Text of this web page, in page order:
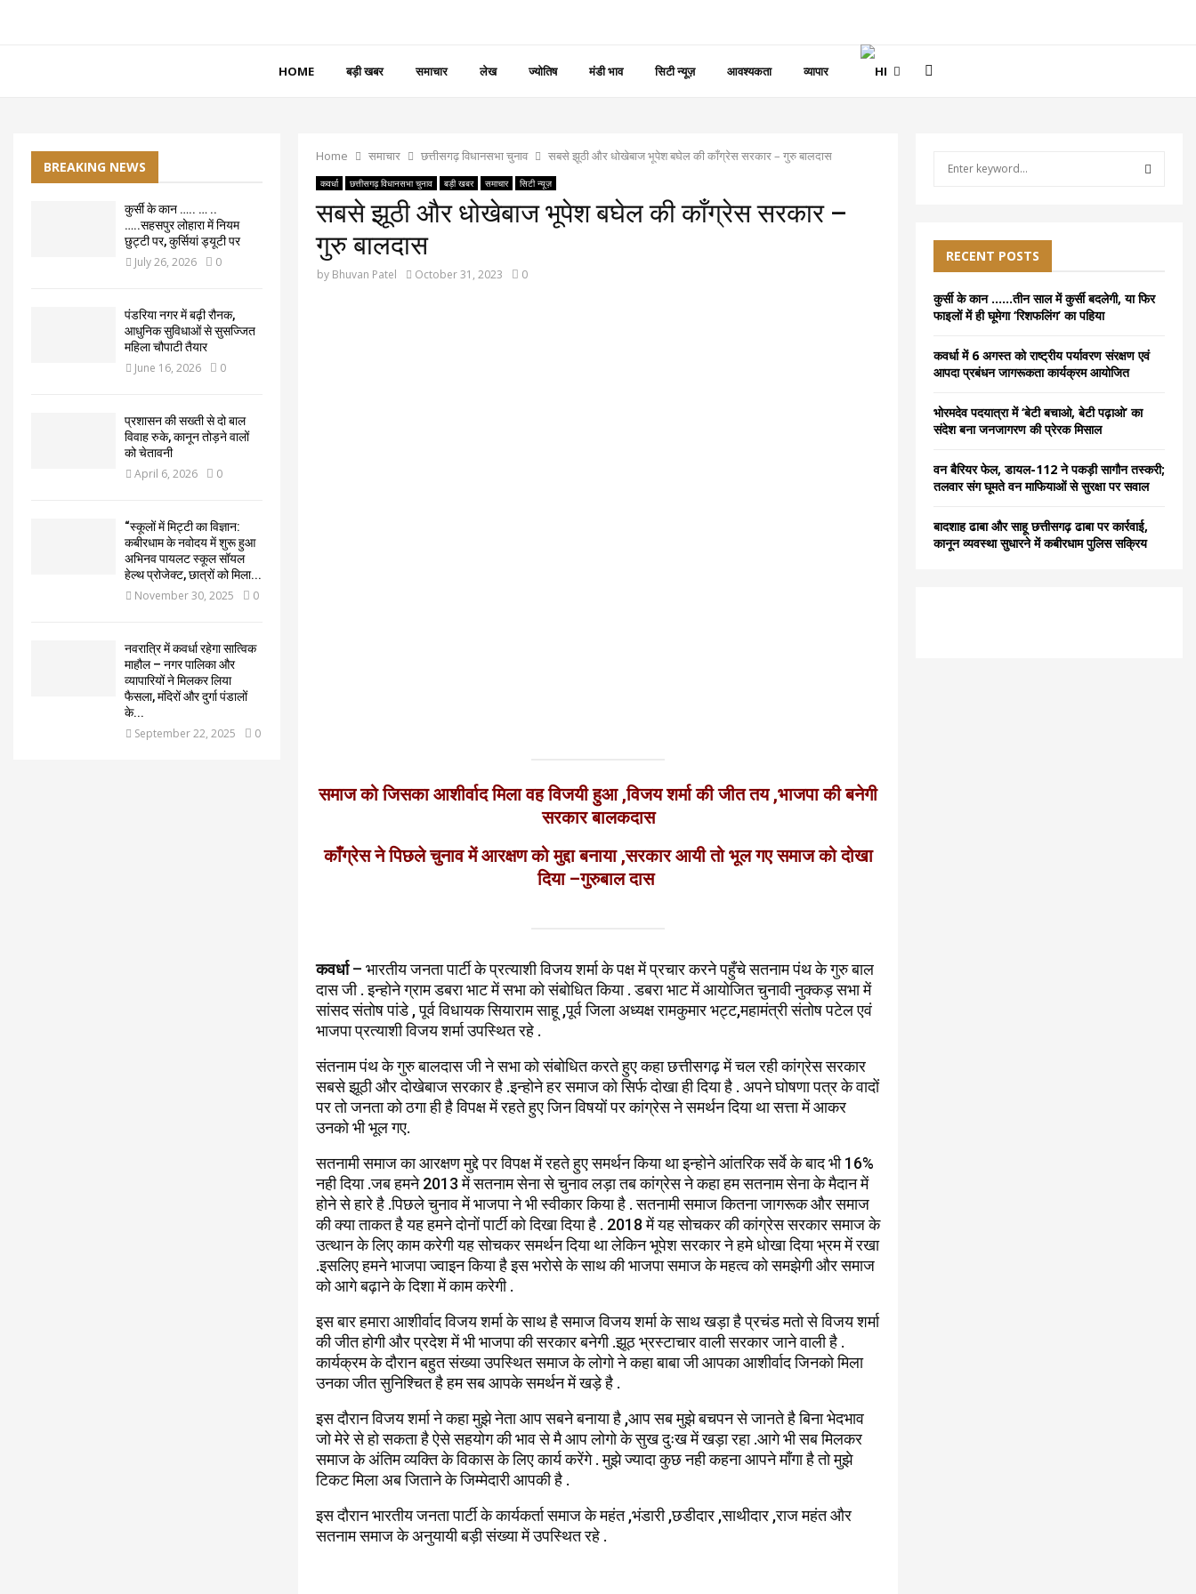
HOME बड़ी खबर समाचार लेख ज्योतिष मंडी भाव सिटी न्यूज़ आवश्यकता व्यापार
Home समाचार छत्तीसगढ़ विधानसभा चुनाव सबसे झूठी और धोखेबाज भूपेश बघेल की काँग्रेस सरकार – गुरु बालदास
कवर्धा छत्तीसगढ़ विधानसभा चुनाव बड़ी खबर समाचार सिटी न्यूज़
सबसे झूठी और धोखेबाज भूपेश बघेल की काँग्रेस सरकार –
गुरु बालदास
by Bhuvan Patel October 31, 2023 0
समाज को जिसका आशीर्वाद मिला वह विजयी हुआ ,विजय शर्मा की जीत तय ,भाजपा की बनेगी
सरकार बालकदास
काँग्रेस ने पिछले चुनाव में आरक्षण को मुद्दा बनाया ,सरकार आयी तो भूल गए समाज को दोखा
दिया –गुरुबाल दास
कवर्धा– भारतीय जनता पार्टी के प्रत्याशी विजय शर्मा के पक्ष में प्रचार करने पहुँचे सतनाम पंथ के गुरु बाल
दास जी . इन्होने ग्राम डबरा भाट में सभा को संबोधित किया . डबरा भाट में आयोजित चुनावी नुक्कड़ सभा में
सांसद संतोष पांडे , पूर्व विधायक सियाराम साहू ,पूर्व जिला अध्यक्ष रामकुमार भट्ट,महामंत्री संतोष पटेल एवं
भाजपा प्रत्याशी विजय शर्मा उपस्थित रहे .
संतनाम पंथ के गुरु बालदास जी ने सभा को संबोधित करते हुए कहा छत्तीसगढ़ में चल रही कांग्रेस सरकार
सबसे झूठी और दोखेबाज सरकार है .इन्होने हर समाज को सिर्फ दोखा ही दिया है . अपने घोषणा पत्र के वादों
पर तो जनता को ठगा ही है विपक्ष में रहते हुए जिन विषयों पर कांग्रेस ने समर्थन दिया था सत्ता में आकर
उनको भी भूल गए.
सतनामी समाज का आरक्षण मुद्दे पर विपक्ष में रहते हुए समर्थन किया था इन्होने आंतरिक सर्वे के बाद भी 16%
नही दिया .जब हमने 2013 में सतनाम सेना से चुनाव लड़ा तब कांग्रेस ने कहा हम सतनाम सेना के मैदान में
होने से हारे है .पिछले चुनाव में भाजपा ने भी स्वीकार किया है . सतनामी समाज कितना जागरूक और समाज
की क्या ताकत है यह हमने दोनों पार्टी को दिखा दिया है . 2018 में यह सोचकर की कांग्रेस सरकार समाज के
उत्थान के लिए काम करेगी यह सोचकर समर्थन दिया था लेकिन भूपेश सरकार ने हमे धोखा दिया भ्रम में रखा
.इसलिए हमने भाजपा ज्वाइन किया है इस भरोसे के साथ की भाजपा समाज के महत्व को समझेगी और समाज
को आगे बढ़ाने के दिशा में काम करेगी .
इस बार हमारा आशीर्वाद विजय शर्मा के साथ है समाज विजय शर्मा के साथ खड़ा है प्रचंड मतो से विजय शर्मा
की जीत होगी और प्रदेश में भी भाजपा की सरकार बनेगी .झूठ भ्रस्टाचार वाली सरकार जाने वाली है .
कार्यक्रम के दौरान बहुत संख्या उपस्थित समाज के लोगो ने कहा बाबा जी आपका आशीर्वाद जिनको मिला
उनका जीत सुनिश्चित है हम सब आपके समर्थन में खड़े है .
इस दौरान विजय शर्मा ने कहा मुझे नेता आप सबने बनाया है ,आप सब मुझे बचपन से जानते है बिना भेदभाव
जो मेरे से हो सकता है ऐसे सहयोग की भाव से मै आप लोगो के सुख दुःख में खड़ा रहा .आगे भी सब मिलकर
समाज के अंतिम व्यक्ति के विकास के लिए कार्य करेंगे . मुझे ज्यादा कुछ नही कहना आपने माँगा है तो मुझे
टिकट मिला अब जिताने के जिम्मेदारी आपकी है .
इस दौरान भारतीय जनता पार्टी के कार्यकर्ता समाज के महंत ,भंडारी ,छडीदार ,साथीदार ,राज महंत और
सतनाम समाज के अनुयायी बड़ी संख्या में उपस्थित रहे .
BREAKING NEWS
कुर्सी के कान ….. … ..
…..सहसपुर लोहारा में नियम
छुट्टी पर, कुर्सियां ड्यूटी पर
July 26, 2026 0
पंडरिया नगर में बढ़ी रौनक,
आधुनिक सुविधाओं से सुसज्जित
महिला चौपाटी तैयार
June 16, 2026 0
प्रशासन की सख्ती से दो बाल
विवाह रुके, कानून तोड़ने वालों
को चेतावनी
April 6, 2026 0
“स्कूलों में मिट्टी का विज्ञान:
कबीरधाम के नवोदय में शुरू हुआ
अभिनव पायलट स्कूल सॉयल
हेल्थ प्रोजेक्ट, छात्रों को मिला...
November 30, 2025 0
नवरात्रि में कवर्धा रहेगा सात्विक
माहौल – नगर पालिका और
व्यापारियों ने मिलकर लिया
फैसला, मंदिरों और दुर्गा पंडालों
के...
September 22, 2025 0
f
o
r
C
RECENT POSTS
कुर्सी के कान ……तीन साल में कुर्सी बदलेगी, या फिर
फाइलों में ही घूमेगा ‘रिशफलिंग’ का पहिया
कवर्धा में 6 अगस्त को राष्ट्रीय पर्यावरण संरक्षण एवं
आपदा प्रबंधन जागरूकता कार्यक्रम आयोजित
भोरमदेव पदयात्रा में ‘बेटी बचाओ, बेटी पढ़ाओ’ का
संदेश बना जनजागरण की प्रेरक मिसाल
वन बैरियर फेल, डायल-112 ने पकड़ी सागौन तस्करी;
तलवार संग घूमते वन माफियाओं से सुरक्षा पर सवाल
बादशाह ढाबा और साहू छत्तीसगढ़ ढाबा पर कार्रवाई,
कानून व्यवस्था सुधारने में कबीरधाम पुलिस सक्रिय